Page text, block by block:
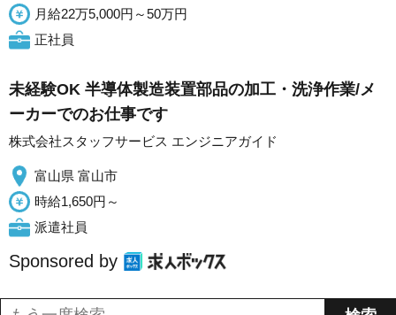
月給22万5,000円～50万円
正社員
未経験OK 半導体製造装置部品の加工・洗浄作業/メ
ーカーでのお仕事です
株式会社スタッフサービス エンジニアガイド
富山県 富山市
時給1,650円～
派遣社員
Sponsored by